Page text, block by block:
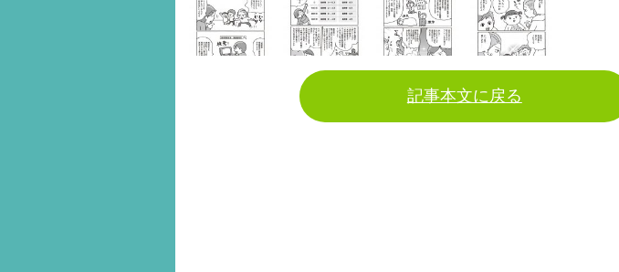
記事本文に戻る